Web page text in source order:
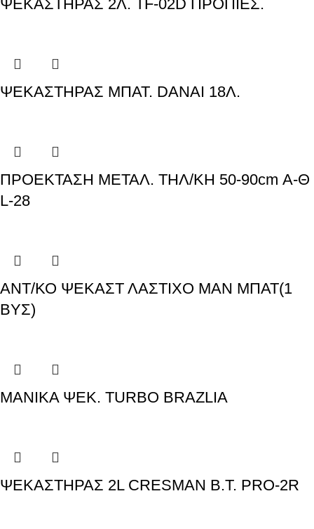
ΨΕΚΑΣΤΗΡΑΣ 2Λ. TF-02D ΠΡΟΠΙΕΣ.
ΨΕΚΑΣΤΗΡΑΣ ΜΠΑΤ. DANAI 18Λ.
ΠΡΟΕΚΤΑΣΗ ΜΕΤΑΛ. ΤΗΛ/ΚΗ 50-90cm Α-Θ
L-28
ΑΝΤ/ΚΟ ΨΕΚΑΣΤ ΛΑΣΤΙΧΟ ΜΑΝ ΜΠΑΤ(1
ΒΥΣ)
ΜΑΝΙΚΑ ΨΕΚ. TURBO BRAZLIA
ΨΕΚΑΣΤΗΡΑΣ 2L CRESMAN B.T. PRO-2R